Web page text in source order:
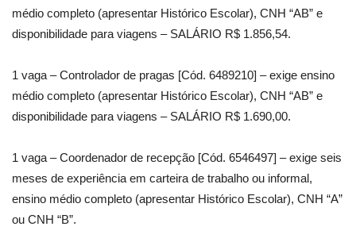
médio completo (apresentar Histórico Escolar), CNH “AB” e
disponibilidade para viagens – SALÁRIO R$ 1.856,54.
1 vaga – Controlador de pragas [Cód. 6489210] – exige ensino
médio completo (apresentar Histórico Escolar), CNH “AB” e
disponibilidade para viagens – SALÁRIO R$ 1.690,00.
1 vaga – Coordenador de recepção [Cód. 6546497] – exige seis
meses de experiência em carteira de trabalho ou informal,
ensino médio completo (apresentar Histórico Escolar), CNH “A”
ou CNH “B”.